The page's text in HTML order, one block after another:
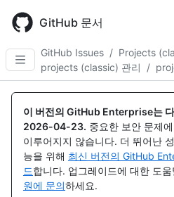
main
content
GitHub 문서
GitHub Issues / Projects
projects (classic) 관리
/
이 버전의 GitHub Enterprise는
2026-04-23. 중요한 보안 문제
이루어지지 않습니다. 더 뛰어난
능을 위해 최신 버전의 GitHub
드합니다. 업그레이드에 대한 도움
원에 문의하세요.